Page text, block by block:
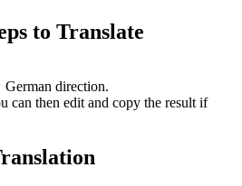
to Translate
direction.
can then edit and copy the result if